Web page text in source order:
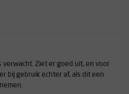
verwacht. Ziet er goed uit, en voor
bij gebruik echter af, als dit een